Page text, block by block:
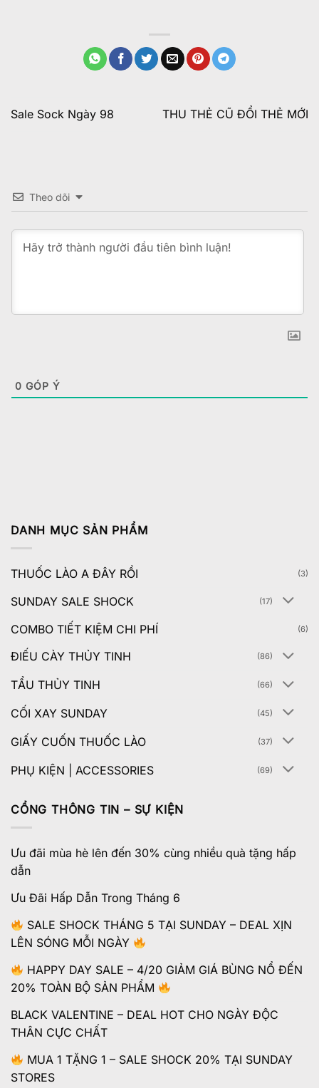
DANH MỤC SẢN PHẨM
THUỐC LÀO A ĐÂY RỒI (3)
SUNDAY SALE SHOCK (17)
COMBO TIẾT KIỆM CHI PHÍ (6)
ĐIẾU CÀY THỦY TINH (86)
TẨU THỦY TINH (66)
CỐI XAY SUNDAY (45)
GIẤY CUỐN THUỐC LÀO (37)
PHỤ KIỆN | ACCESSORIES (69)
CỔNG THÔNG TIN – SỰ KIỆN
Ưu đãi mùa hè lên đến 30% cùng nhiều quà tặng hấp
dẫn
Ưu Đãi Hấp Dẫn Trong Tháng 6
SALE SHOCK THÁNG 5 TẠI SUNDAY – DEAL XỊN
LÊN SÓNG MỖI NGÀY
HAPPY DAY SALE – 4/20 GIẢM GIÁ BÙNG NỔ ĐẾN
20% TOÀN BỘ SẢN PHẨM
BLACK VALENTINE – DEAL HOT CHO NGÀY ĐỘC
THÂN CỰC CHẤT
MUA 1 TẶNG 1 – SALE SHOCK 20% TẠI SUNDAY
STORES
Sale Sock Ngày 98 THU THẺ CŨ ĐỔI THẺ MỚI
Theo dõi
0 GÓP Ý